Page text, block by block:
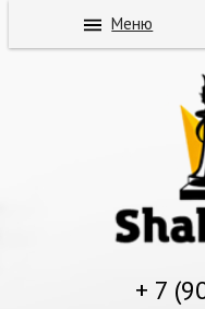
+ 7
Меню